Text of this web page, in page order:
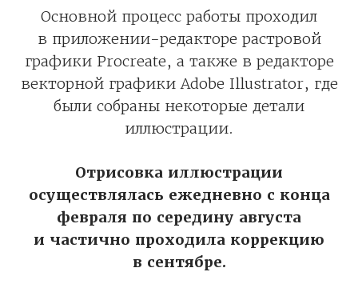
Основной процесс работы проходил
в приложении-редакторе растровой
графики Procreate, а также в редакторе
векторной графики Adobe Illustrator, где
были собраны некоторые детали
иллюстрации.
Отрисовка иллюстрации
осуществлялась ежедневно с конца
февраля по середину августа
и частично проходила коррекцию
в сентябре.